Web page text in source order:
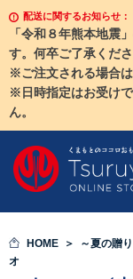
配送に関するお知らせ：
「令和８年熊本地震
す。何卒ご了承くださ
※ご注文される場合
※日時指定はお受け
ん。
HOME ～夏の贈
オ